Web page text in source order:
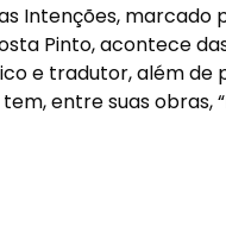
Intenções, marcado
Pinto, acontece das
e tradutor, além de
entre suas obras,